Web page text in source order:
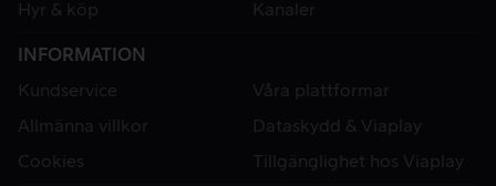
Hyr & köp
Kanaler
INFORMATION
Kundservice
Våra plattformar
Allmänna villkor
Dataskydd & Viaplay
Cookies
Tillgänglighet hos Viaplay